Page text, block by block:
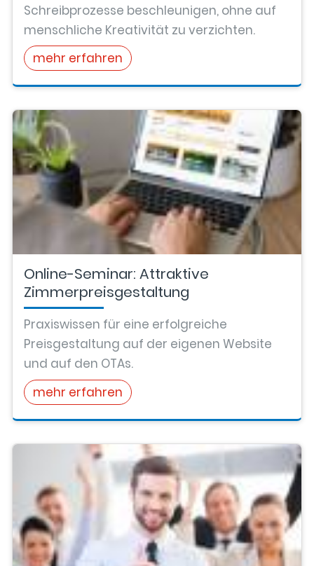
Schreibprozesse beschleunigen, ohne auf
menschliche Kreativität zu verzichten.
mehr erfahren
Online-Seminar: Attraktive
Zimmerpreisgestaltung
Praxiswissen für eine erfolgreiche
Preisgestaltung auf der eigenen Website
und auf den OTAs.
mehr erfahren